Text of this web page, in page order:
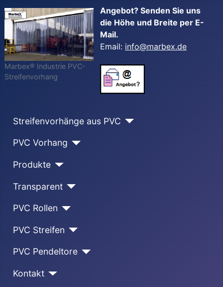
Marbex® Industrie PVC-
Streifenvorhang
Angebot? Senden Sie uns
die Höhe und Breite per E-
Mail.
Email: info@marbex.de
Streifenvorhänge aus PVC
PVC Vorhang
Produkte
Transparent
PVC Rollen
PVC Streifen
PVC Pendeltore
Kontakt